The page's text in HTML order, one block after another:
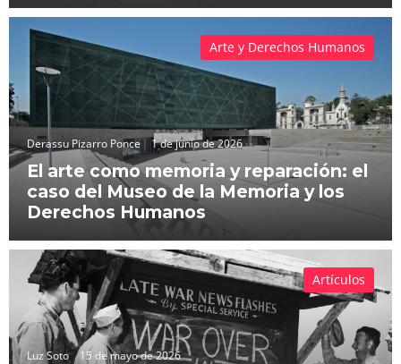
Derassu Pizarro Ponce 1 de junio de 2026
El arte como memoria y reparación: el
caso del Museo de la Memoria y los
Derechos Humanos
Arte y Derechos Humanos
Luz Soto 15 de mayo de 2026
Artículos